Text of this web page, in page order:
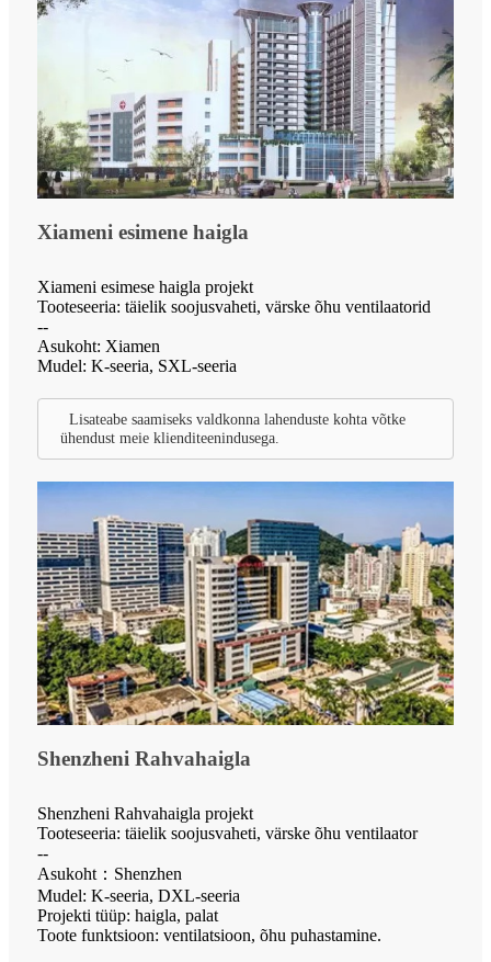
Xiameni esimene haigla
Xiameni esimese haigla projekt
Tooteseeria: täielik soojusvaheti, värske õhu ventilaatorid
--
Asukoht: Xiamen
Mudel: K-seeria, SXL-seeria
Lisateabe saamiseks valdkonna lahenduste kohta võtke
ühendust meie klienditeenindusega.
Shenzheni Rahvahaigla
Shenzheni Rahvahaigla projekt
Tooteseeria: täielik soojusvaheti, värske õhu ventilaator
--
Asukoht：Shenzhen
Mudel: K-seeria, DXL-seeria
Projekti tüüp: haigla, palat
Toote funktsioon: ventilatsioon, õhu puhastamine.